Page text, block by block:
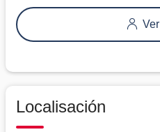
Localisación